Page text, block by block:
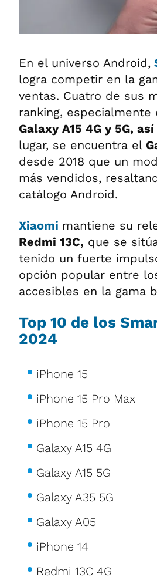
En el universo Android,
logra competir en la
ventas. Cuatro de sus
ranking,
Galaxy A15 4G y 5G,
lugar, se encuentra el
desde 2018 que un
más vendidos,
catálogo Android.
Xiaomi mantiene su
Redmi 13C, que se
tenido un fuerte
opción popular entre
accesibles en la gama
Top 10 de los
2024
iPhone 15
iPhone 15 Pro Max
iPhone 15 Pro
Galaxy A15 4G
Galaxy A15 5G
Galaxy A35 5G
Galaxy A05
iPhone 14
Redmi 13C 4G